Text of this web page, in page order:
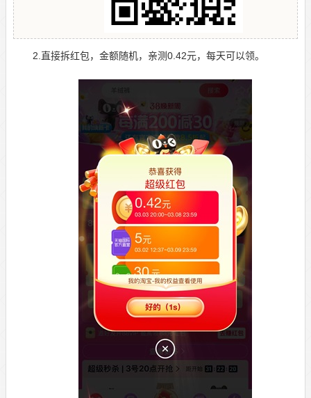
2.直接拆红包，金额随机，亲测0.42元，每天可以领。